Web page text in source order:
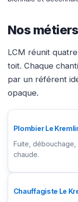
Nos
LCM réunit
toit. Chaque
par un référent
opaque.
Plombier Le
Fuite, débouchage,
chaude.
Chauffagiste Le